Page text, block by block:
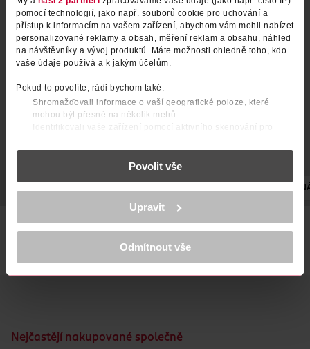
pomocí technologií, jako např. souborů cookie pro uchování a
přístup k informacím na vašem zařízení, abychom vám mohli nabízet
personalizované reklamy a obsah, měření reklam a obsahu, náhled
na návštěvníky a vývoj produktů. Máte možnosti ohledně toho, kdo
vaše údaje používá a k jakým účelům.
Pokud to povolíte, rádi bychom také:
Shromažďovali informace o vaší geografické poloze, které
mohou být přesné na několik metrů
Identifikovali vaše zařízení pomocí aktivního skenování pro
konkrétní charakteristiky (otisk prstu)
Zjistěte více o tom, jak zpracováváme vaše osobní údaje, a nastavte
části s podrobnostmi . Svůj souhlas můžete kdykoliv
K provozu stránek, personalizaci obsahu a reklam, funkcí sociálních
médií, analýze návštěvnosti, které mohou nést osobní údaje.
Více najdete vprohlášení o ochraně osobních údajů.
Děkujeme za pochopení. >více o cookies<
Povolit vše
Upravit
Odmítnout vše
Regenerační krémový gel na
vlasy Care & Hold
NIVEA 150 ml
129 Kč
DO KOŠÍKU
Obj. č.: 426619
Krémový gel Curl Control pro
kudrnaté vlasy
Syoss 250 ml
Obj. č.: 1243994
Got2b Ultra Glued neporazitelný stylingový gel pro až 48h
perfektní účes. Navzdory extrémně silnému složení poskytuje
dostatek času na úpravu vlasů, neboť k fixačnímu efektu
Nejčastějí nakupované společně